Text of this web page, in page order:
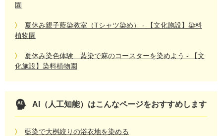
園
夏休み親子藍染教室（Tシャツ染め） - 【文化施設】染料
植物園
夏休み染色体験 藍染で麻のコースターを染めよう - 【文
化施設】染料植物園
AI（人工知能）はこんなページをおすすめします
藍染で大桝絞りの浴衣地を染める